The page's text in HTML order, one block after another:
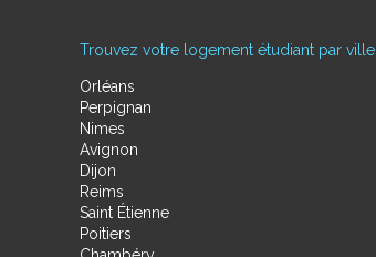
Trouvez votre logement étudiant par ville
Orléans
Perpignan
Nimes
Avignon
Dijon
Reims
Saint Étienne
Poitiers